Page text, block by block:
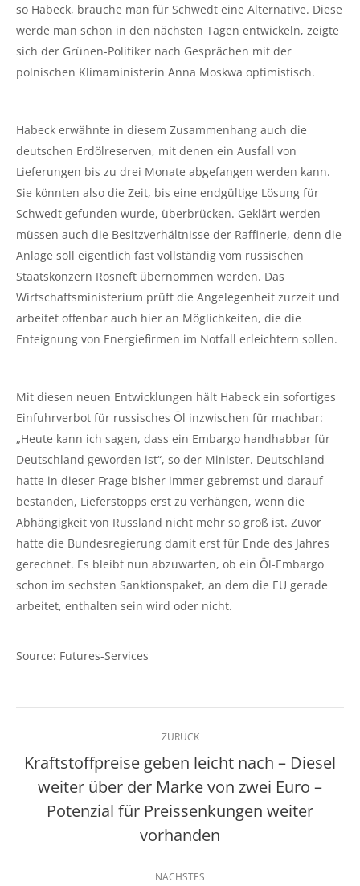
so Habeck, brauche man für Schwedt eine Alternative. Diese
werde man schon in den nächsten Tagen entwickeln, zeigte
sich der Grünen-Politiker nach Gesprächen mit der
polnischen Klimaministerin Anna Moskwa optimistisch.
Habeck erwähnte in diesem Zusammenhang auch die
deutschen Erdölreserven, mit denen ein Ausfall von
Lieferungen bis zu drei Monate abgefangen werden kann.
Sie könnten also die Zeit, bis eine endgültige Lösung für
Schwedt gefunden wurde, überbrücken. Geklärt werden
müssen auch die Besitzverhältnisse der Raffinerie, denn die
Anlage soll eigentlich fast vollständig vom russischen
Staatskonzern Rosneft übernommen werden. Das
Wirtschaftsministerium prüft die Angelegenheit zurzeit und
arbeitet offenbar auch hier an Möglichkeiten, die die
Enteignung von Energiefirmen im Notfall erleichtern sollen.
Mit diesen neuen Entwicklungen hält Habeck ein sofortiges
Einfuhrverbot für russisches Öl inzwischen für machbar:
„Heute kann ich sagen, dass ein Embargo handhabbar für
Deutschland geworden ist“, so der Minister. Deutschland
hatte in dieser Frage bisher immer gebremst und darauf
bestanden, Lieferstopps erst zu verhängen, wenn die
Abhängigkeit von Russland nicht mehr so groß ist. Zuvor
hatte die Bundesregierung damit erst für Ende des Jahres
gerechnet. Es bleibt nun abzuwarten, ob ein Öl-Embargo
schon im sechsten Sanktionspaket, an dem die EU gerade
arbeitet, enthalten sein wird oder nicht.
Source: Futures-Services
Kommentarnavigation
ZURÜCK
Vorheriger
Beitrag:
Kraftstoffpreise geben leicht nach – Diesel
weiter über der Marke von zwei Euro –
Potenzial für Preissenkungen weiter
vorhanden
NÄCHSTES